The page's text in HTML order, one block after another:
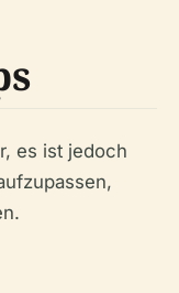
es ist jedoch